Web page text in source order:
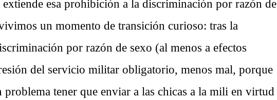
extiende esa prohibición a la discriminación por razón de
un momento de transición curioso: tras la
por razón de sexo (al menos a efectos
del servicio militar obligatorio, menos mal, porque
problema tener que enviar a las chicas a la mili en virtud